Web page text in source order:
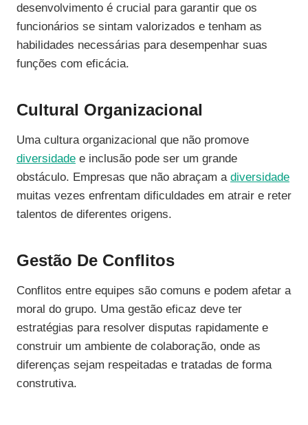
desenvolvimento é crucial para garantir que os
funcionários se sintam valorizados e tenham as
habilidades necessárias para desempenhar suas
funções com eficácia.
Cultural Organizacional
Uma cultura organizacional que não promove
diversidade e inclusão pode ser um grande
obstáculo. Empresas que não abraçam a diversidade
muitas vezes enfrentam dificuldades em atrair e reter
talentos de diferentes origens.
Gestão De Conflitos
Conflitos entre equipes são comuns e podem afetar a
moral do grupo. Uma gestão eficaz deve ter
estratégias para resolver disputas rapidamente e
construir um ambiente de colaboração, onde as
diferenças sejam respeitadas e tratadas de forma
construtiva.